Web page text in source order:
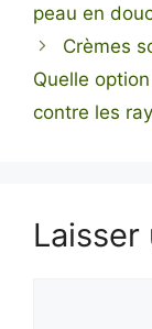
peau en
Crèmes
Quelle
contre les